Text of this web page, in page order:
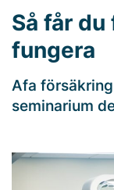
Så får
fungera
Afa
seminarium